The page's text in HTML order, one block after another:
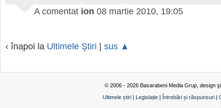
A comentat ion 08 martie 2010, 19:05
‹ înapoi la Ultimele Ştiri sus ▲
© 2006 - 2026 Basarabeni Media Grup, design
Ultimele știri
Legislație Întrebări și răspunsuri